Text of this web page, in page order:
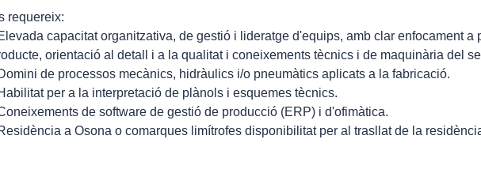
requereix:
capacitat organitzativa, de gestió i lideratge d'equips, amb clar enfocament a
orientació al detall i a la qualitat i coneixements tècnics i de maquinària del
de processos mecànics, hidràulics i/o pneumàtics aplicats a la fabricació.
per a la interpretació de plànols i esquemes tècnics.
de software de gestió de producció (ERP) i d'ofimàtica.
a Osona o comarques limítrofes disponibilitat per al trasllat de la